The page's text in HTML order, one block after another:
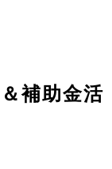
補助金活